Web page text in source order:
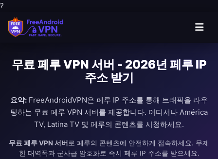
?
무료 페루 VPN 서버 - 2026년 페루 IP
주소 받기
요약: FreeAndroidVPN은 페루 IP 주소를 통해 트래픽을 라우
팅하는 무료 페루 VPN 서버를 제공합니다. 어디서나 América
TV, Latina TV 및 페루의 콘텐츠를 시청하세요.
무료 페루 VPN 서버 로 페루의 콘텐츠에 안전하게 접속하세요. 무제
한 대역폭과 군사급 암호화로 즉시 페루 IP 주소를 받으세요.